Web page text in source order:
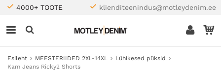
4000+ TOOTE klienditeenindus@motleydenim.ee
Esileht MEESTERIIDED 2XL-14XL
Lühikesed püksid
Kam Jeans Ricky2 Shorts